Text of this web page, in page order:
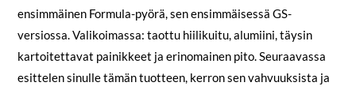
ensimmäinen Formula-pyörä, sen ensimmäisessä GS-
versiossa. Valikoimassa: taottu hiilikuitu, alumiini, täysin
kartoitettavat painikkeet ja erinomainen pito. Seuraavassa
esittelen sinulle tämän tuotteen, kerron sen vahvuuksista ja